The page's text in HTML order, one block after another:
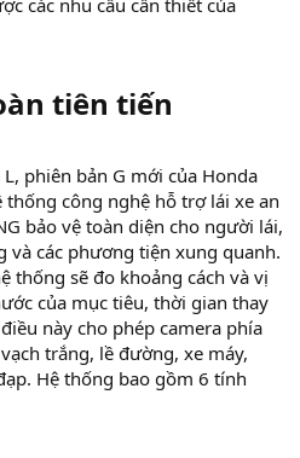
tiên tiến​
phiên bản G mới của Honda
thống công nghệ hỗ trợ lái xe an
bảo vệ toàn diện cho người lái,
và các phương tiện xung quanh.
thống sẽ đo khoảng cách và vị
của mục tiêu, thời gian thay
này cho phép camera phía
trắng, lề đường, xe máy,
Hệ thống bao gồm 6 tính